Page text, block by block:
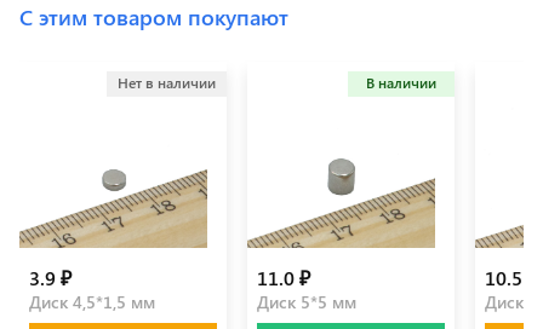
С этим товаром покупают
Нет в наличии
3.9 ₽
Диск 4,5*1,5 мм
В наличии
11.0 ₽
Диск 5*5 мм
10.5 ₽
Диск